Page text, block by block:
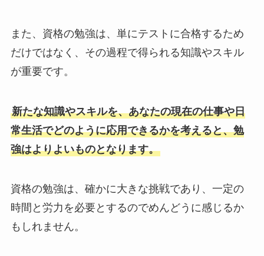
また、資格の勉強は、単にテストに合格するため
だけではなく、その過程で得られる知識やスキル
が重要です。
新たな知識やスキルを、あなたの現在の仕事や日
常生活でどのように応用できるかを考えると、勉
強はよりよいものとなります。
資格の勉強は、確かに大きな挑戦であり、一定の
時間と労力を必要とするのでめんどうに感じるか
もしれません。